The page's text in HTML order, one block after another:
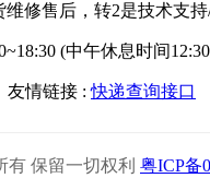
修售后，转2是技术支
(中午休息时间
友情链接 :快递查询接口
有 保留一切权利 粤ICP备